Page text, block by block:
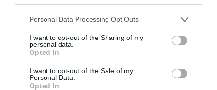
Personal Data Processing Opt Outs
I want to opt-out of the Sharing of my
personal data.
Opted In
I want to opt-out of the Sale of my
Personal Data.
Opted In
nejvíce v historii firmy
5.8.2026 15:42 (
)
Diskuse: 1
hektarech vodní plochy, chybí
více než třetina vody. Oproti